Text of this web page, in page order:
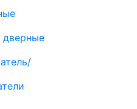
дверные